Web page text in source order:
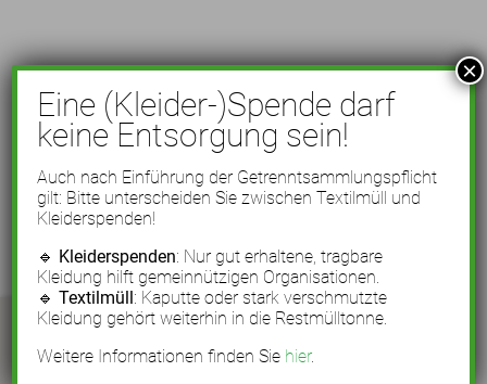
Eine (Kleider-)Spende darf
keine Entsorgung sein!
Auch nach Einführung der Getrenntsammlungspflicht
gilt: Bitte unterscheiden Sie zwischen Textilmüll und
Kleiderspenden!
🔹 Kleiderspenden: Nur gut erhaltene, tragbare
Kleidung hilft gemeinnützigen Organisationen.
🔹Textilmüll: Kaputte oder stark verschmutzte
Kleidung gehört weiterhin in die Restmülltonne.
Weitere Informationen finden Sie hier.
×